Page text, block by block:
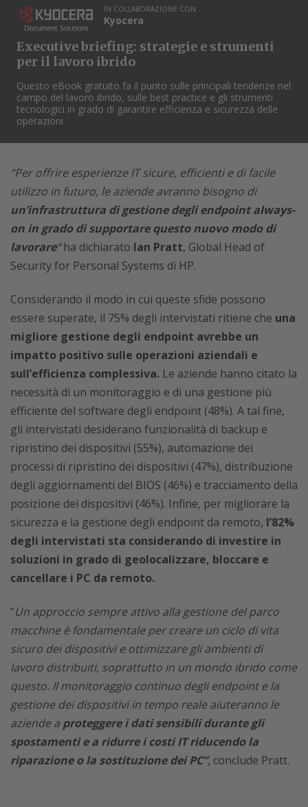
IN COLLABORAZIONE CON
Kyocera
Executive briefing: strategie e strumenti
per il lavoro ibrido
Questo eBook gratuito fa il punto sulle principali tendenze nel
campo del lavoro ibrido, sulle best practice e gli strumenti
tecnologici in grado di garantire efficienza e sicurezza delle
operazioni
“Per offrire esperienze IT sicure, efficienti e di facile
utilizzo in futuro, le aziende avranno bisogno di
un’infrastruttura di gestione degli endpoint always-
on in grado di supportare questo nuovo modo di
lavorare“ha dichiarato Ian Pratt, Global Head of
Security for Personal Systems di HP.
Considerando il modo in cui queste sfide possono
essere superate, il 75% degli intervistati ritiene che una
migliore gestione degli endpoint avrebbe un
impatto positivo sulle operazioni aziendali e
sull’efficienza complessiva. Le aziende hanno citato la
necessità di un monitoraggio e di una gestione più
efficiente del software degli endpoint (48%). A tal fine,
gli intervistati desiderano funzionalità di backup e
ripristino dei dispositivi (55%), automazione dei
processi di ripristino dei dispositivi (47%), distribuzione
degli aggiornamenti del BIOS (46%) e tracciamento della
posizione dei dispositivi (46%). Infine, per migliorare la
sicurezza e la gestione degli endpoint da remoto, l’82%
degli intervistati sta considerando di investire in
soluzioni in grado di geolocalizzare, bloccare e
cancellare i PC da remoto.
“Un approccio sempre attivo alla gestione del parco
macchine è fondamentale per creare un ciclo di vita
sicuro dei dispositivi e ottimizzare gli ambienti di
lavoro distribuiti, soprattutto in un mondo ibrido come
questo. Il monitoraggio continuo degli endpoint e la
gestione dei dispositivi in tempo reale aiuteranno le
aziende a proteggere i dati sensibili durante gli
spostamenti e a ridurre i costi IT riducendo la
riparazione o la sostituzione dei PC”, conclude Pratt.